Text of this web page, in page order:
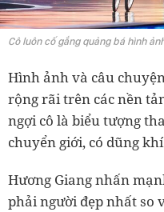
Cô luôn cố gắng quảng bá hình
Hình ảnh và câu
rộng rãi trên các nền
ngợi cô là biểu tượng
chuyển giới, có dũng
Hương Giang nhấn
phải người đẹp nhất so